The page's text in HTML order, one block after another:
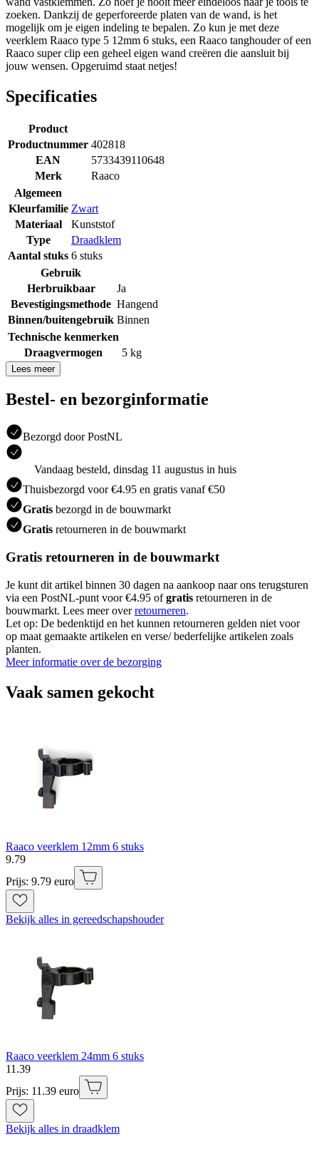
zoeken. Dankzij de geperforeerde platen van de wand, is het
mogelijk om je eigen indeling te bepalen. Zo kun je met deze
veerklem Raaco type 5 12mm 6 stuks, een Raaco tanghouder of een
Raaco super clip een geheel eigen wand creëren die aansluit bij
jouw wensen. Opgeruimd staat netjes!
Specificaties
Product
Productnummer 402818
EAN
5733439110648
Merk
Raaco
Algemeen
Kleurfamilie Zwart
Materiaal
Kunststof
Type
Draadklem
Aantal stuks 6 stuks
Gebruik
Herbruikbaar
Ja
Bevestigingsmethode Hangend
Binnen/buitengebruik Binnen
Technische kenmerken
Draagvermogen
5 kg
Lees meer
Bestel- en bezorginformatie
Bezorgd door PostNL
Vandaag besteld, dinsdag 11 augustus in huis
Thuisbezorgd voor €4.95 en gratis vanaf €50
Gratis bezorgd in de bouwmarkt
Gratis retourneren in de bouwmarkt
Gratis retourneren in de bouwmarkt
Je kunt dit artikel binnen 30 dagen na aankoop naar ons terugsturen
via een PostNL-punt voor €4.95 ofgratis retourneren in de
bouwmarkt. Lees meer overretourneren.
Let op: De bedenktijd en het kunnen retourneren gelden niet voor
op maat gemaakte artikelen en verse/ bederfelijke artikelen zoals
planten.
Meer informatie over de bezorging
Vaak samen gekocht
Raaco veerklem 12mm 6 stuks
9.79
Prijs: 9.79 euro
Bekijk alles in gereedschapshouder
Raaco veerklem 24mm 6 stuks
11 .39
Prijs: 11.39 euro
Bekijk alles in draadklem